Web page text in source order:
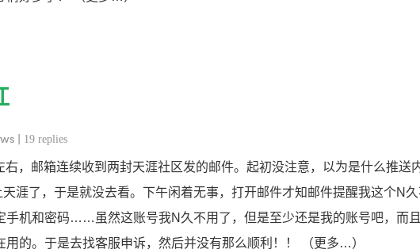
| 19 replies
，邮箱连续收到两封天涯社区发的邮件。起初没注意，以为是什么推送
涯了，于是就没去看。下午闲着无事，打开邮件才知邮件提醒我这个N
手机和密码……虽然这账号我N久不用了，但是至少还是我的账号吧，而
用的。于是去找客服申诉，然后并没有那么顺利！！ （更多…）